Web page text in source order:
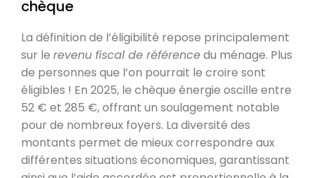
chèque
La définition de l’éligibilité repose principalement
sur le revenu fiscal de référencedu ménage. Plus
de personnes que l’on pourrait le croire sont
éligibles ! En 2025, le chèque énergie oscille entre
52 € et 285 €, offrant un soulagement notable
pour de nombreux foyers. La diversité des
montants permet de mieux correspondre aux
différentes situations économiques, garantissant